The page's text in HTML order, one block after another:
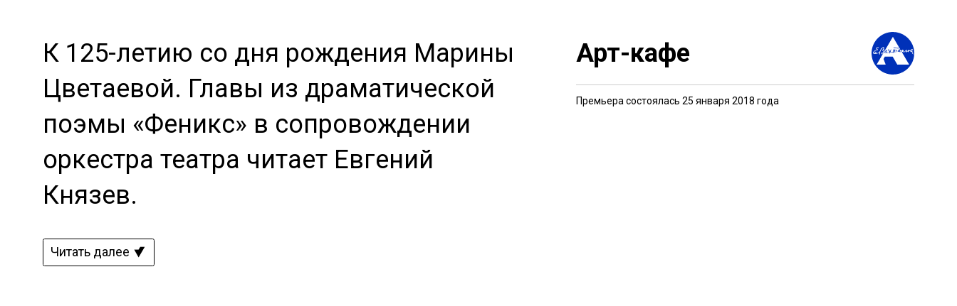
К 125-летию со дня рождения Марины
Цветаевой. Главы из драматической
поэмы «Феникс» в сопровождении
оркестра театра читает Евгений
Князев.
Читать далее
Арт-кафе
Премьера состоялась 25 января 2018 года